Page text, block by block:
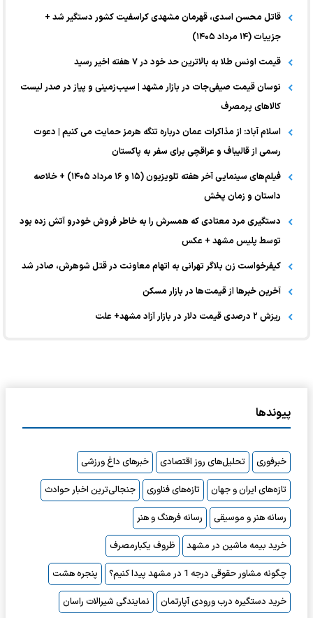
قاتل محسن اسدی، قهرمان مشهدی کراسفیت کشور دستگیر شد +
جزییات (۱۴ مرداد ۱۴۰۵)
قیمت اونس طلا به بالاترین حد خود در ۷ هفته اخیر رسید
نوسان قیمت صیفی‌جات در بازار مشهد | سیب‌زمینی و پیاز در صدر لیست
کالا‌های پرمصرف
اسلام آباد: از مذاکرات عمان درباره تنگه هرمز حمایت می کنیم | دعوت
رسمی از قالیباف و عراقچی برای سفر به پاکستان
فیلم‌های سینمایی آخر هفته تلویزیون (۱۵ و ۱۶ مرداد ۱۴۰۵) + خلاصه
داستان و زمان پخش
دستگیری مرد معتادی که همسرش را به خاطر فروش خودرو آتش زده بود
توسط پلیس مشهد + عکس
کیفرخواست زن بلاگر تهرانی به اتهام معاونت در قتل شوهرش، صادر شد
آخرین خبر‌ها از قیمت‌ها در بازار مسکن
ریزش ۲ درصدی قیمت دلار در بازار آزاد مشهد+ علت
پیوندها
خبرفوری تحلیل‌های روز اقتصادی
خبرهای داغ ورزشی
تازه‌های ایران و جهان
تازه‌های فناوری
جنجالی‌ترین اخبار حوادث
رسانه هنر و موسیقی
رسانه فرهنگ و هنر
خرید بیمه ماشین در مشهد
ظروف یکبارمصرف
چگونه مشاور حقوقی درجه 1 در مشهد پیدا کنیم؟
پنجره هشت
خرید دستگیره درب ورودی آپارتمان
نمایندگی شیرالات راسان